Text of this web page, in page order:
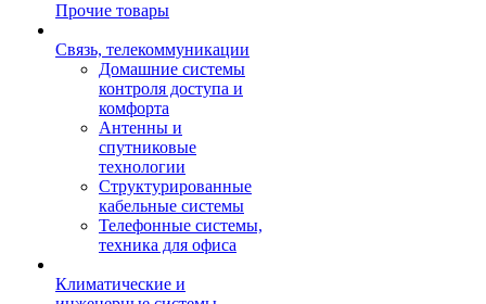
Прочие товары
Связь, телекоммуникации
Домашние системы
контроля доступа и
комфорта
Антенны и
спутниковые
технологии
Структурированные
кабельные системы
Телефонные системы,
техника для офиса
Климатические и